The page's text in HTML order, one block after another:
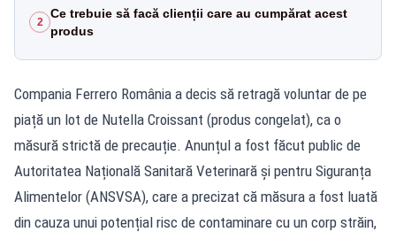
2
Ce trebuie să facă clienții care au cumpărat acest
produs
Compania Ferrero România a decis să retragă voluntar de pe
piață un lot de Nutella Croissant (produs congelat), ca o
măsură strictă de precauție. Anunțul a fost făcut public de
Autoritatea Națională Sanitară Veterinară și pentru Siguranța
Alimentelor (ANSVSA), care a precizat că măsura a fost luată
din cauza unui potențial risc de contaminare cu un corp străin,